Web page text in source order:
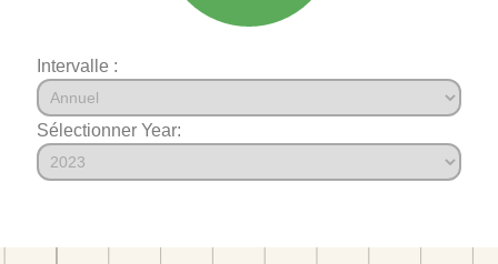
Intervalle :
Sélectionner Year: